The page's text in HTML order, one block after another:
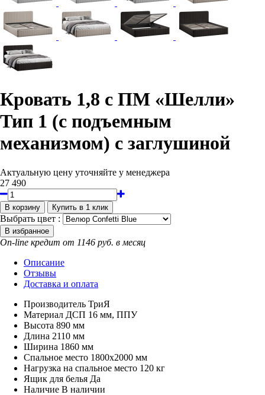
Кровать 1,8 с ПМ «Шелли»
Тип 1 (с подъемным
механизмом) с заглушиной
Актуальную цену уточняйте у менеджера
27 490
Выбрать цвет :
On-line кредит от 1146 руб. в месяц
Описание
Отзывы
Доставка и оплата
Производитель ТриЯ
Материал ДСП 16 мм, ППУ
Высота 890 мм
Длина 2110 мм
Ширина 1860 мм
Спальное место 1800x2000 мм
Нагрузка на спальное место 120 кг
Ящик для белья Да
Наличие В наличии